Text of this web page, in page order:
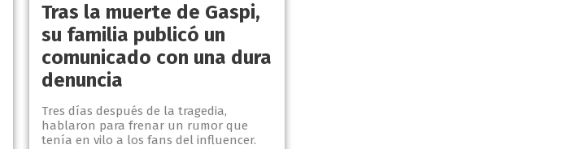
Tras la muerte de Gaspi,
su familia publicó un
comunicado con una dura
denuncia
Tres días después de la tragedia,
hablaron para frenar un rumor que
tenía en vilo a los fans del influencer.